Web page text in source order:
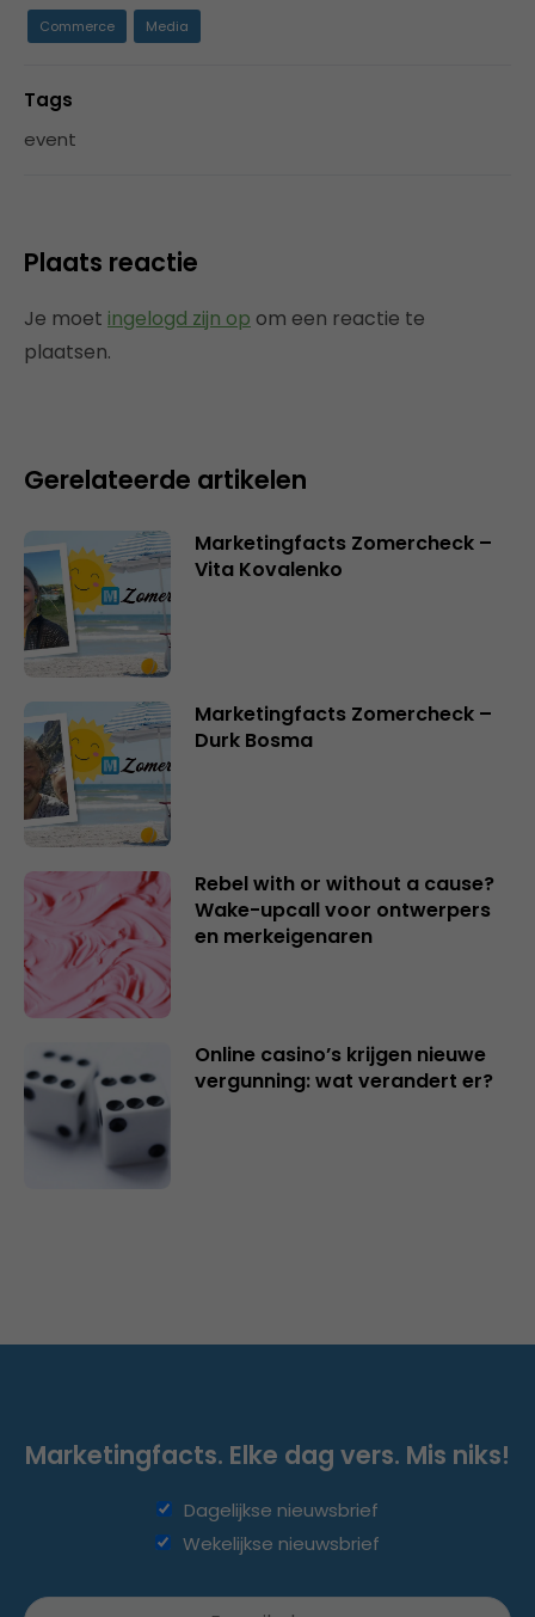
Commerce Media
Tags
event
Plaats reactie
Je moet ingelogd zijn op om een reactie te
plaatsen.
Gerelateerde artikelen
Marketingfacts Zomercheck –
Vita Kovalenko
Marketingfacts Zomercheck –
Durk Bosma
Rebel with or without a cause?
Wake-upcall voor ontwerpers
en merkeigenaren
Online casino’s krijgen nieuwe
vergunning: wat verandert er?
Marketingfacts. Elke dag vers. Mis niks!
Dagelijkse nieuwsbrief
Wekelijkse nieuwsbrief